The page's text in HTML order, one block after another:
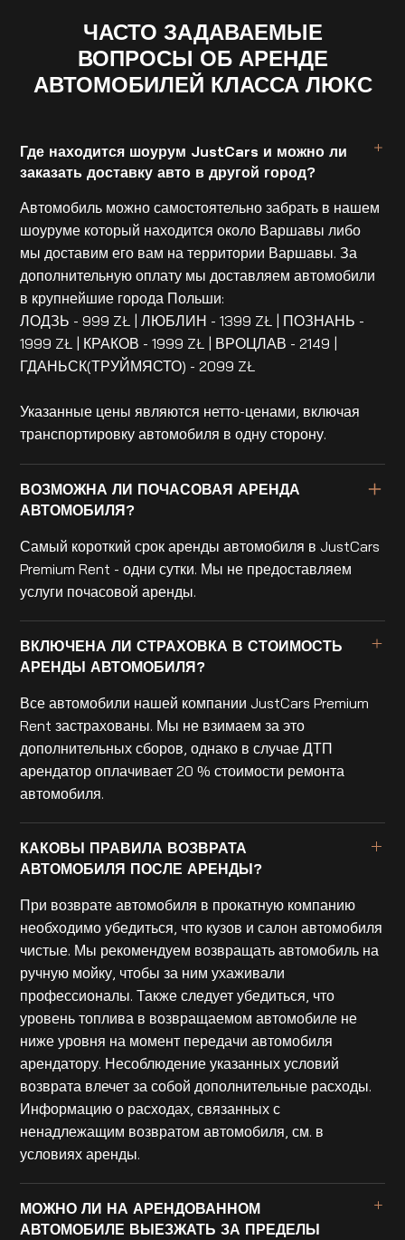
ЧАСТО ЗАДАВАЕМЫЕ
ВОПРОСЫ ОБ АРЕНДЕ
АВТОМОБИЛЕЙ КЛАССА ЛЮКС
Где находится шоурум JustCars и можно ли
заказать доставку авто в другой город?
Автомобиль можно самостоятельно забрать в нашем
шоуруме который находится около Варшавы либо
мы доставим его вам на территории Варшавы. За
дополнительную оплату мы доставляем автомобили
в крупнейшие города Польши:
ЛОДЗЬ - 999 ZŁ | ЛЮБЛИН - 1399 ZŁ | ПОЗНАНЬ -
1999 ZŁ | КРАКОВ - 1999 ZŁ | ВРОЦЛАВ - 2149 |
ГДАНЬСК(ТРУЙМЯСТО) - 2099 ZŁ
Указанные цены являются нетто-ценами, включая
транспортировку автомобиля в одну сторону.
ВОЗМОЖНА ЛИ ПОЧАСОВАЯ АРЕНДА
АВТОМОБИЛЯ?
Самый короткий срок аренды автомобиля в JustCars
Premium Rent - одни сутки. Мы не предоставляем
услуги почасовой аренды.
ВКЛЮЧЕНА ЛИ СТРАХОВКА В СТОИМОСТЬ
АРЕНДЫ АВТОМОБИЛЯ?
Все автомобили нашей компании JustCars Premium
Rent застрахованы. Мы не взимаем за это
дополнительных сборов, однако в случае ДТП
арендатор оплачивает 20 % стоимости ремонта
автомобиля.
КАКОВЫ ПРАВИЛА ВОЗВРАТА
АВТОМОБИЛЯ ПОСЛЕ АРЕНДЫ?
При возврате автомобиля в прокатную компанию
необходимо убедиться, что кузов и салон автомобиля
чистые. Мы рекомендуем возвращать автомобиль на
ручную мойку, чтобы за ним ухаживали
профессионалы. Также следует убедиться, что
уровень топлива в возвращаемом автомобиле не
ниже уровня на момент передачи автомобиля
арендатору. Несоблюдение указанных условий
возврата влечет за собой дополнительные расходы.
Информацию о расходах, связанных с
ненадлежащим возвратом автомобиля, см. в
условиях аренды.
МОЖНО ЛИ НА АРЕНДОВАННОМ
АВТОМОБИЛЕ ВЫЕЗЖАТЬ ЗА ПРЕДЕЛЫ